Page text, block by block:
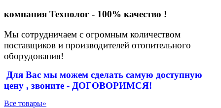
компания Технолог - 100% качество !
Мы сотрудничаем с огромным количеством
поставщиков и производителей отопительного
оборудования!
Для Вас мы можем сделать самую доступную
цену , звоните - ДОГОВОРИМСЯ!
Все товары»